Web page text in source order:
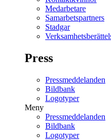
Medarbetare
Samarbetspartners
Stadgar
Press
Pressmeddelanden
Bildbank
Logotyper
Meny
Pressmeddelanden
Bildbank
Logotyper